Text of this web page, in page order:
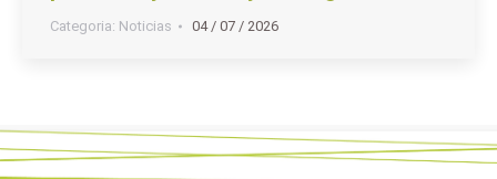
Categoria: Noticias 04 / 07 / 2026